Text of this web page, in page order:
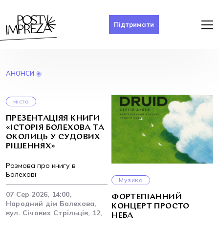
Підтримати
АНОНСИ
місто
ПРЕЗЕНТАЦІЯЯ КНИГИ
«ІСТОРІЯ БОЛЕХОВА ТА
ОКОЛИЦЬ У СУДОВИХ
РІШЕННЯХ»
Розмова про книгу в
Болехові
07 Сер 2026, 14:00,
Народний дім Болехова,
вул. Січових Стрільців, 12,
Музика
ФОРТЕПІАННИЙ
КОНЦЕРТ ПРОСТО
НЕБА